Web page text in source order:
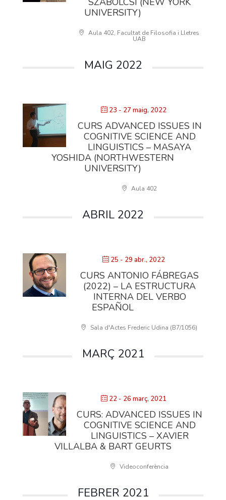
UNIVERSITY)
Aula 402, Facultat de Filosofia i Lletres
UAB
MAIG 2022
23 - 27 maig, 2022
CURS ADVANCED ISSUES IN
COGNITIVE SCIENCE AND
LINGUISTICS – MASAYA
YOSHIDA (NORTHWESTERN
UNIVERSITY)
Aula 402
ABRIL 2022
25 - 29 abr., 2022
CURS ANTONIO FÁBREGAS
(2022) – LA ESTRUCTURA
INTERNA DEL VERBO
ESPAÑOL
Sala d'Actes Frederic Udina (B7/1056)
MARÇ 2021
22 - 26 març, 2021
CURS: ADVANCED ISSUES IN
COGNITIVE SCIENCE AND
LINGUISTICS – XAVIER
VILLALBA & BART GEURTS
Videoconferència
FEBRER 2021